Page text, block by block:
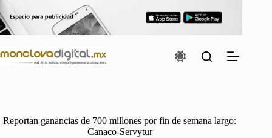
al
contenido
Reportan ganancias de 700 millones por fin de semana largo:
Canaco-Servytur